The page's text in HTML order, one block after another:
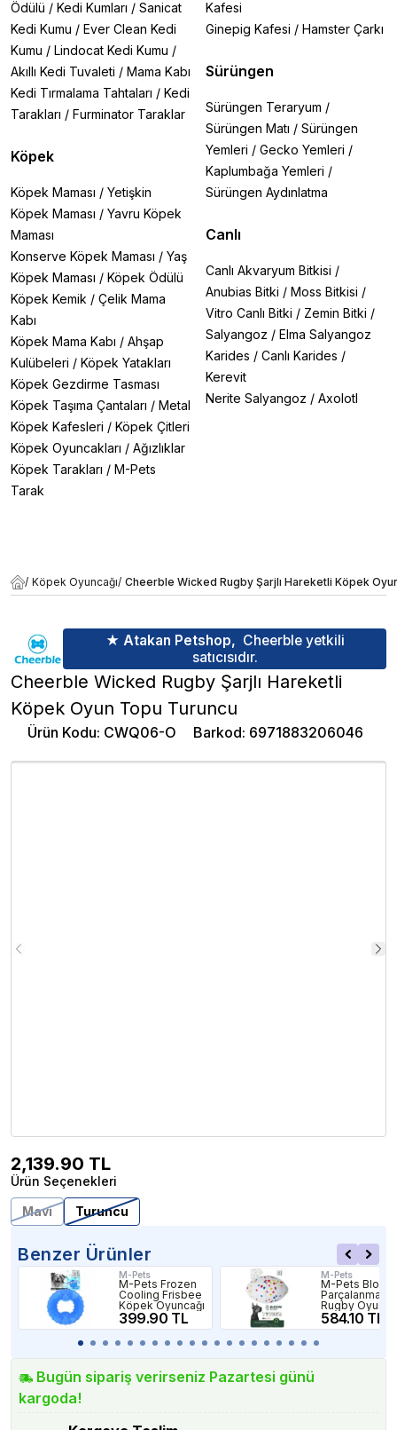
Ödülü / Kedi Kumları / Sanicat
Kedi Kumu / Ever Clean Kedi
Kumu / Lindocat Kedi Kumu /
Akıllı Kedi Tuvaleti / Mama Kabı
Kedi Tırmalama Tahtaları / Kedi
Tarakları / Furminator Taraklar
Köpek
Köpek Maması / Yetişkin
Köpek Maması / Yavru Köpek
Maması
Konserve Köpek Maması / Yaş
Köpek Maması / Köpek Ödülü
Köpek Kemik / Çelik Mama
Kabı
Köpek Mama Kabı / Ahşap
Kulübeleri / Köpek Yatakları
Köpek Gezdirme Tasması
Köpek Taşıma Çantaları / Metal
Köpek Kafesleri / Köpek Çitleri
Köpek Oyuncakları / Ağızlıklar
Köpek Tarakları / M-Pets
Tarak
Kafesi
Ginepig Kafesi / Hamster Çarkı
Sürüngen
Sürüngen Teraryum /
Sürüngen Matı / Sürüngen
Yemleri / Gecko Yemleri /
Kaplumbağa Yemleri /
Sürüngen Aydınlatma
Canlı
Canlı Akvaryum Bitkisi /
Anubias Bitki / Moss Bitkisi /
Vitro Canlı Bitki / Zemin Bitki /
Salyangoz / Elma Salyangoz
Karides / Canlı Karides /
Kerevit
Nerite Salyangoz / Axolotl
/ Köpek Oyuncağı/ Cheerble Wicked Rugby Şarjlı Hareketli Köpek
★ Atakan Petshop, Cheerble yetkili
satıcısıdır.
Cheerble Wicked Rugby Şarjlı Hareketli
Köpek Oyun Topu Turuncu
Ürün Kodu: CWQ06-O Barkod: 6971883206046
2,139.90 TL
Ürün Seçenekleri
Mavi
Turuncu
Benzer Ürünler
M-Pets
M-Pets Frozen
Cooling Frisbee
Köpek Oyuncağı
399.90 TL
M-Pets
M-Pets Bloom
Parçalanmaz
Rugby Oyun
Topu
584.10 TL
Bugün sipariş verirseniz Pazartesi günü
kargoda!